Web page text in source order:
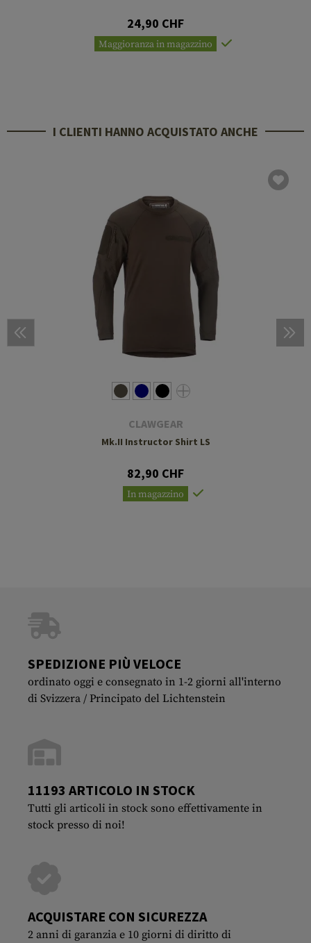
24,90 CHF
Maggioranza in magazzino
I CLIENTI HANNO ACQUISTATO ANCHE
CLAWGEAR
Mk.II Instructor Shirt LS
82,90 CHF
In magazzino
SPEDIZIONE PIÙ VELOCE
ordinato oggi e consegnato in 1-2 giorni all'interno
di Svizzera / Principato del Lichtenstein
11193 ARTICOLO IN STOCK
Tutti gli articoli in stock sono effettivamente in
stock presso di noi!
ACQUISTARE CON SICUREZZA
2 anni di garanzia e 10 giorni di diritto di